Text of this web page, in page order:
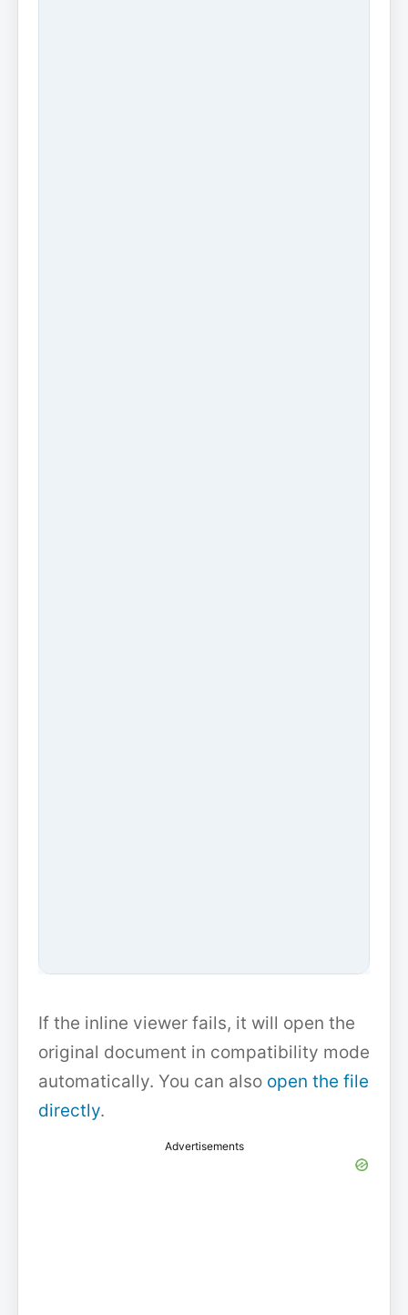
If the inline viewer fails, it will open the
original document in compatibility mode
automatically. You can also open the file
directly.
Advertisements